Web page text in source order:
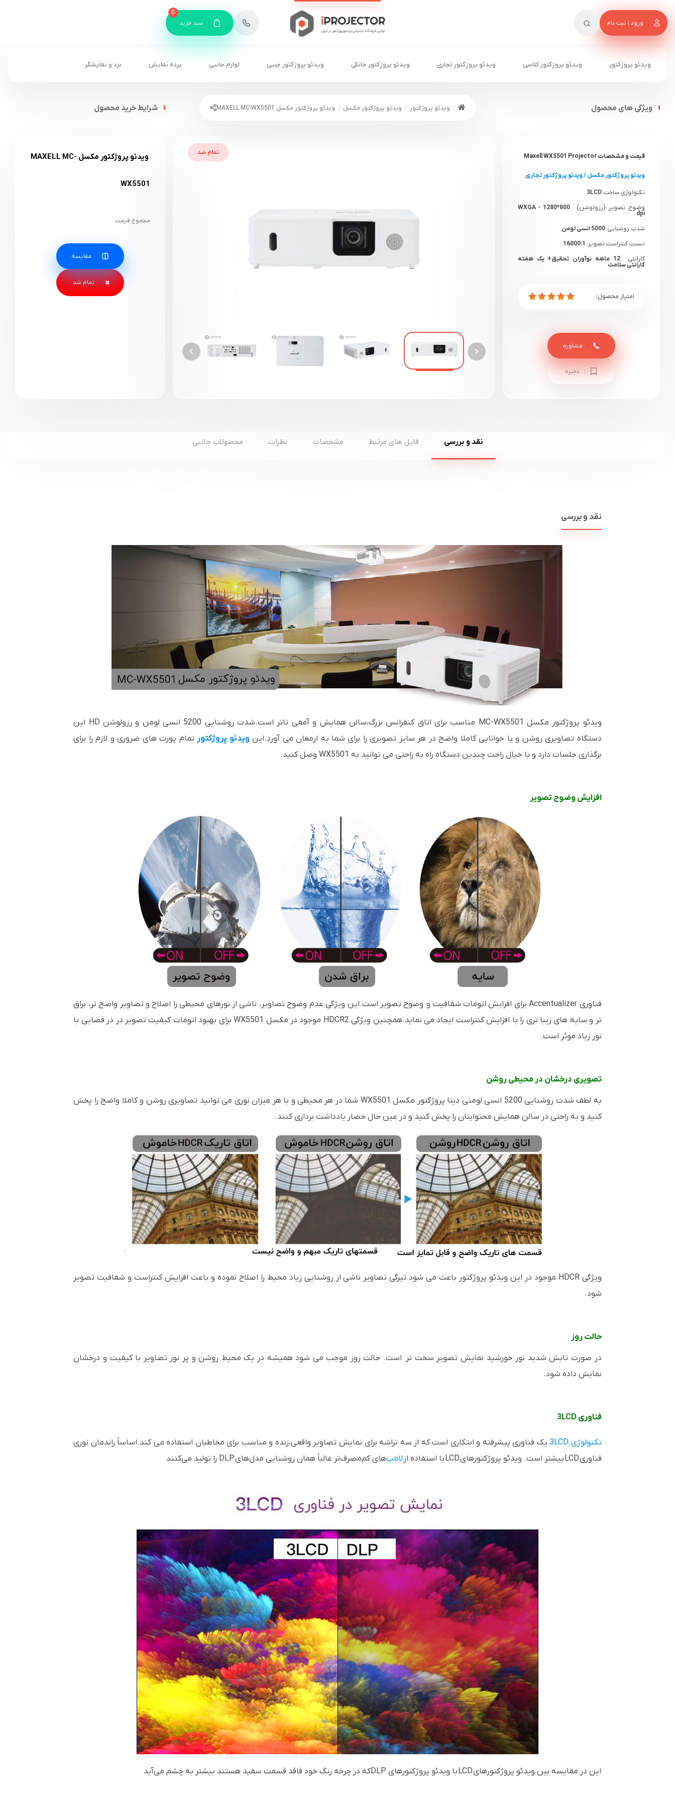
ورود | ثبت نام
8
سبد خرید
0
ویدئو پروژکتور ویدئو پروژکتور کلاسی ویدئو پروژکتور تجاری ویدئو پروژکتور خانگی ویدئو پروژکتور جیبی لوازم جانبی پرده نمایش برد و نمایشگر
ویدئو پروژکتور ویدئو پروژکتور مکسل ویدئو پروژکتور مکسل MAXELL MC-WX5501
تمام شد
شرایط خرید محصول
ویدئو پروژکتور مکسل MAXELL MC-
WX5501
مجموع قیمت
مقایسه
ویژگی های محصول
قیمت و مشخصات Maxell WX5501 Projector
ویدئو پروژکتور مکسل/ویدئو پروژکتور تجاری
تکنولوژی ساخت:3LCD
وضوح تصویر (رزولوشن) : WXGA - 1280*800
dpi
شدت روشنایی:5000 انسی لومن
نسبت کنتراست تصویر:
گارانتی:
12 ماهه نوآوران تحقیق+ یک هفته
گارانتی سلامت
ذخیره
مشاوره
نقد و بررسی فایل های مرتبط مشخصات نظرات محصولات جانبی
نقد و بررسی
ویدئو پروژکتور مکسل MC-WX5501 مناسب برای اتاق کنفرانس بزرگ،سالن همایش و آمفی تاتر است.شدت روشنایی 5200 انسی لومن و رزولوشن HD این
دستگاه تصاویری روشن و با خوانایی کاملا واضح در هر سایز تصویری را برای شما به ارمغان می آورد.این ویدئو پروژکتورتمام پورت های ضروری و لازم را برای
برگذاری جلسات دارد و با خیال راحت چندین دستگاه راه به راحتی می توانید به WX5501 وصل کنید.
افزایش وضوح تصویر
فناوری Accentualizer برای افزایش اتومات شفافیت و وضوح تصویر است.این ویژگی عدم وضوح تصاویر، ناشی از نورهای محیطی را اصلاح و تصاویر واضح تر، براق
تر و سایه های زیبا تری را با افزایش کنتراست ایجاد می نماید.همچنین ویژگی HDCR2
موجود در مکسل WX5501 برای بهبود اتومات کیفیت تصویر در در فضایی با
نور زیاد موثر است.
تصویری درخشان در محیطی روشن
به لطف شدت روشنایی 5200 انسی لومنی دیتا پروژکتور مکسل WX5501 شما در هر محیطی و با هر میزان نوری می توانید تصاویری روشن و کاملا واضح را پخش
کنید و به راحتی در سالن همایش محتوایتان را پخش کنید و در عین حال حضار یادداشت برداری کنند.
ویژگی HDCR موجود در این ویدئو پروژکتور باعث می شود تیرگی تصاویر ناشی از روشنایی زیاد محیط را اصلاح نموده و باعث افزایش کنتراست و شفافیت تصویر
شود.
حالت روز
در صورت تابش شدید نور خورشید نمایش تصویر سخت تر است. حالت روز موجب می شود همیشه در یک محیط روشن و پر نور تصاویر با کیفیت و درخشان
نمایش داده شود.
فناوری 3LCD
تکنولوژی 3LCDیک فناوری پیشرفته و ابتکاری است که از سه تراشه برای نمایش تصاویر واقعی،زنده و مناسب برای مخاطبان استفاده می کند.اساساً راندمان نوری
فناوریLCD
LCD لامپ‌های کم‌مصرف‌تر غالباً همان روشنایی مدل‌هایDLP را تولید می‌کنند
LCD
DLPکه در چرخه رنگ خود فاقد قسمت سفید هستند بیشتر به چشم می‌آید